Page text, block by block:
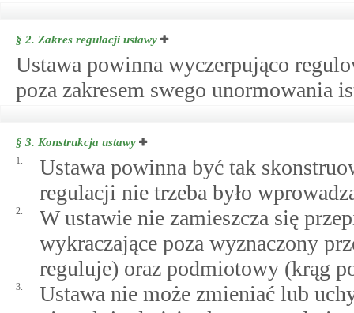
§ 2. Zakres regulacji ustawy
Ustawa powinna wyczerpująco
poza zakresem swego unormowania
§ 3. Konstrukcja ustawy
1.
Ustawa powinna być tak
regulacji nie trzeba było
2.
W ustawie nie zamieszcza się
wykraczające poza wyznaczony
reguluje) oraz podmiotowy (krąg
3.
Ustawa nie może zmieniać lub